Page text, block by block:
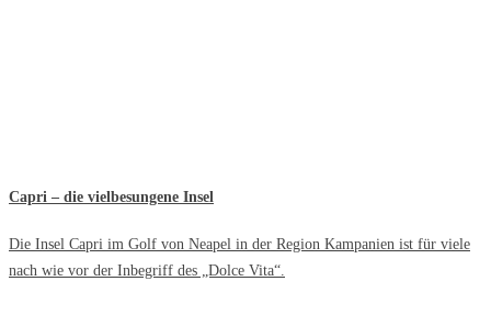
Capri – die vielbesungene Insel
Die Insel Capri im Golf von Neapel in der Region Kampanien ist für viele
nach wie vor der Inbegriff des „Dolce Vita“.